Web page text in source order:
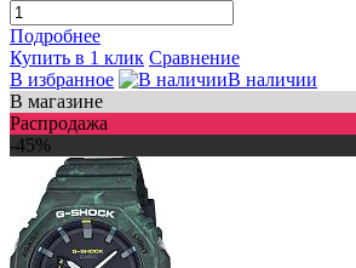
Подробнее
Купить в 1 клик Сравнение
В избранное
В наличии
В магазине
Распродажа
-45%